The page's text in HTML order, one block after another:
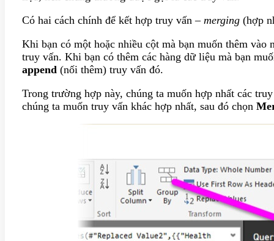
Có hai cách chính để kết hợp truy vấn – merging (hợp
Khi bạn có một hoặc nhiều cột mà bạn muốn thêm vào
truy vấn. Khi bạn có thêm các hàng dữ liệu mà bạn
append (nối thêm) truy vấn đó.
Trong trường hợp này, chúng ta muốn hợp nhất các
chúng ta muốn truy vấn khác hợp nhất, sau đó chọn